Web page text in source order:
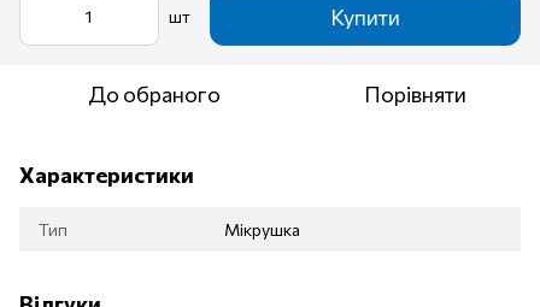
шт Купити
До обраного Порівняти
Характеристики
Тип Мікрушка